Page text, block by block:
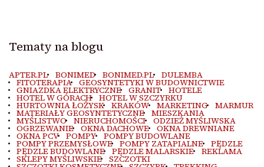
Tematy na blogu
APTER.PL BONIMED BONIMED.PL DULEMBA
FITOTERAPIA GEOSYNTETYKI W BUDOWNICTWIE
GNIAZDKA ELEKTRYCZNE GRANIT HOTELE
HOTEL W GÓRACH HOTEL W SZCZYRKU
HURTOWNIA ŁOŻYSK KRAKÓW MARKETING MARMUR
MATERIAŁY GEOSYNTETYCZNE MIESZKANIA
MYŚLISTWO NIERUCHOMOŚCI ODZIEŻ MYŚLIWSKA
OGRZEWANIE OKNA DACHOWE OKNA DREWNIANE
OKNA PCV POMPY POMPY BUDOWLANE
POMPY PRZEMYSŁOWE POMPY ZATAPIALNE PĘDZLE
PĘDZLE BUDOWLANE PĘDZLE MALARSKIE REKLAMA
SKLEPY MYŚLIWSKIE SZCZOTKI